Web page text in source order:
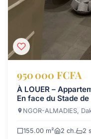
950 000 FCFA
À LOUER –
En face du Stade
NGOR-ALMADIES,
155.00 m² 2 ch. 2